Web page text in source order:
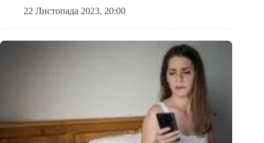
22 Листопада 2023, 20:00